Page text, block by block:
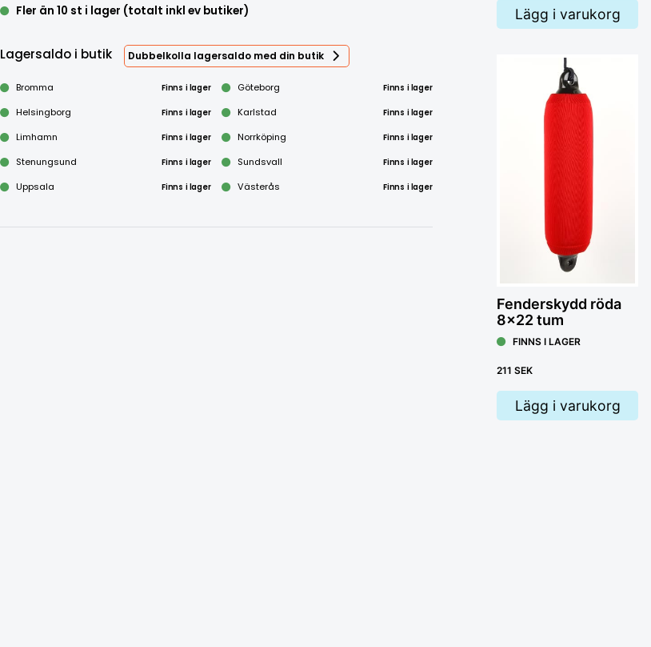
Fler än 10 st i lager (totalt inkl ev butiker)
Lagersaldo i butik Dubbelkolla lagersaldo med din butik
Bromma Finns i lager Göteborg
Finns i lager
Helsingborg
Finns i lager Karlstad
Finns i lager
Limhamn
Finns i lager Norrköping
Finns i lager
Stenungsund
Finns i lager Sundsvall
Finns i lager
Uppsala
Finns i lager Västerås Finns i lager
Lägg i varukorg
Fenderskydd röda
8x22 tum
FINNS I LAGER
211 SEK
Lägg i varukorg